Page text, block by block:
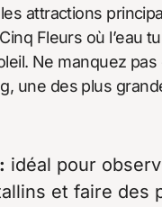
attractions
Fleurs où l’eau
Ne manquez pas
une des plus
idéal pour
et faire des